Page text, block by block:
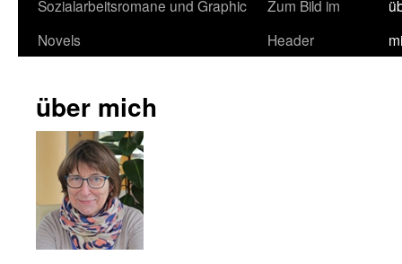
Sozialarbeitsromane und Graphic
Novels
Zum Bild im
Header
über mich